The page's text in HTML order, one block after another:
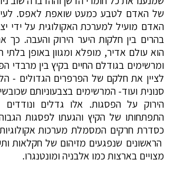
של האדם לטבע כמעט שואפת לאפס.
האדם מועיל למערכת האקולוגית על ידי
בהרים בין חלקות היער הירוק והעבה. כך
הוא עולם אדיר, מופלא ומגוון באופן בלתי
ומרשימים בגודלם החיים בקיץ בין מרבדי
לציין את חלקם של הפרפרים הגדולים -
סנונית ועוד- המרשימים בצבעוניותם
הירוק על הפסגות. אלו גדלים
התפתחותו של הקיץ והגעתו לפסגות
כסדרת חרקים המסמלת מערכות אקולוגיות
הראשונים שנפגעים מזיהום של חקלאות
מצויים בארצות כמו אלבניה ומונטנגרו.